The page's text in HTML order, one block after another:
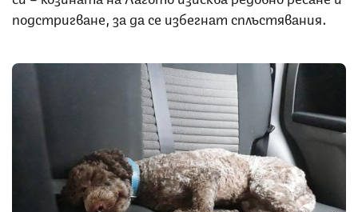
подстригване, за да се избегнат сплъстявания.